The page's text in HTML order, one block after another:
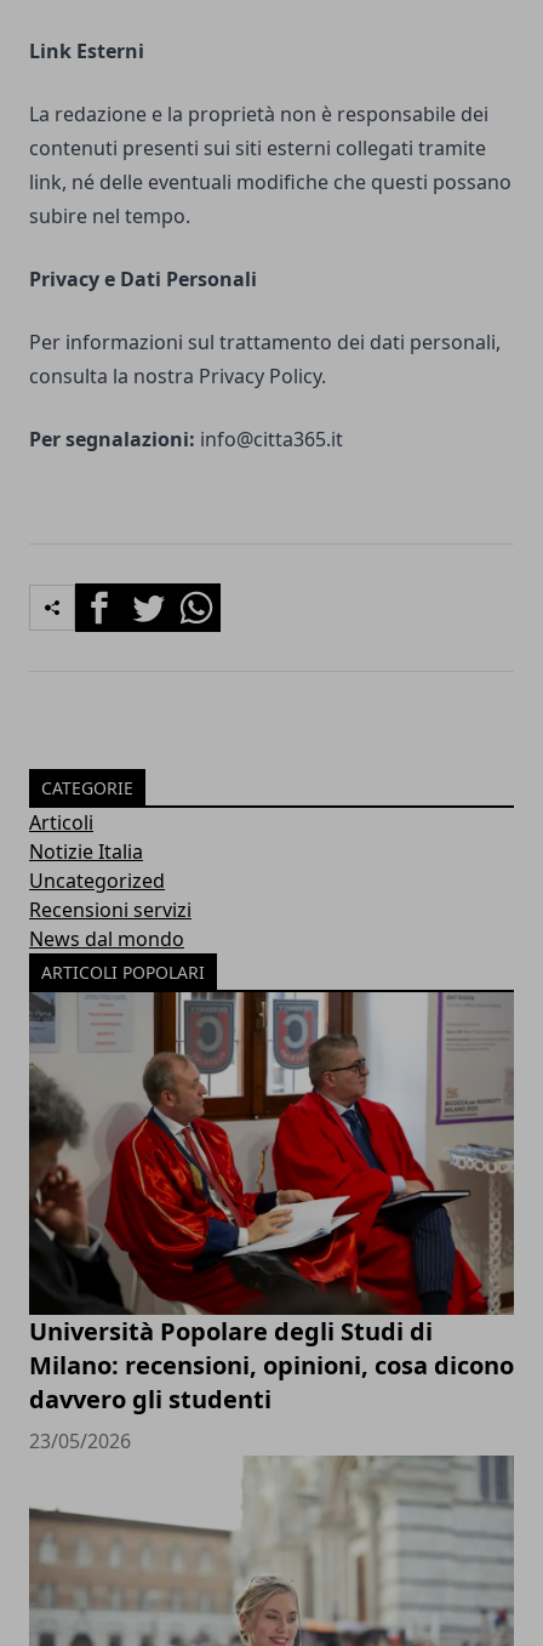
Link Esterni
La redazione e la proprietà non è responsabile dei
contenuti presenti sui siti esterni collegati tramite
link, né delle eventuali modifiche che questi possano
subire nel tempo.
Privacy e Dati Personali
Per informazioni sul trattamento dei dati personali,
consulta la nostra Privacy Policy.
Per segnalazioni: info@citta365.it
FacebookTwitterWhatsapp
CATEGORIE
Articoli
Notizie Italia
Uncategorized
Recensioni servizi
News dal mondo
ARTICOLI POPOLARI
Università Popolare degli Studi di
Milano: recensioni, opinioni, cosa dicono
davvero gli studenti
23/05/2026